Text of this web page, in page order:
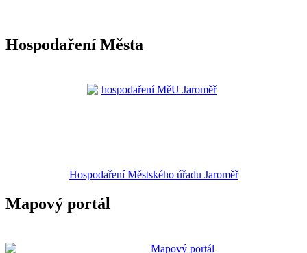
Hospodaření Města
Hospodaření Městského úřadu Jaroměř
Mapový portál